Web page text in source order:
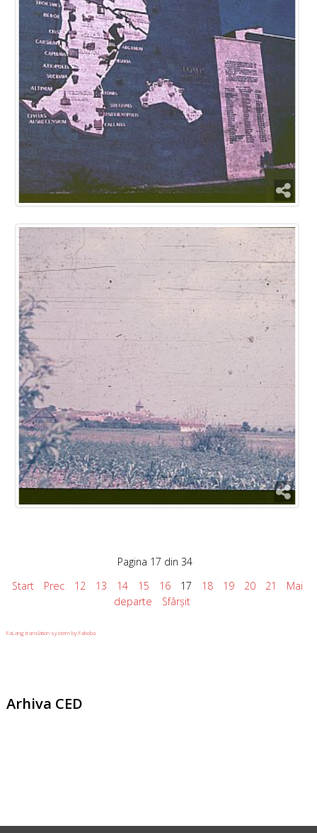
Pagina 17 din 34
Start
Prec 12 13 14 15 16 17 18 19 20 21
Mai
departe
Sfârșit
FaLang translation system by Faboba
Arhiva CED